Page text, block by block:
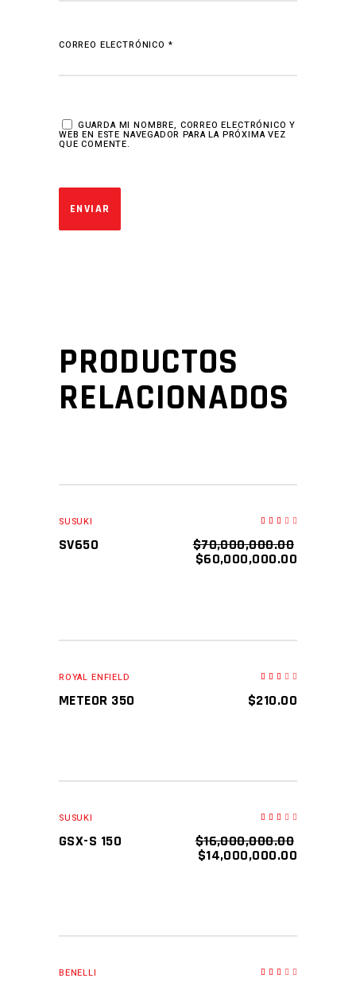
CORREO ELECTRÓNICO *
GUARDA MI NOMBRE, CORREO ELECTRÓNICO Y
WEB EN ESTE NAVEGADOR PARA LA PRÓXIMA VEZ
QUE COMENTE.
PRODUCTOS
RELACIONADOS
SUSUKI
de
5
SV650 $70,000,000.00
$60,000,000.00
AÑADIR AL CARRITO
ROYAL ENFIELD
de
METEOR 350 $210.00
SUSUKI
de
GSX-S 150 $16,000,000.00
$14,000,000.00
BENELLI